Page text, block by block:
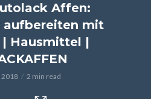
Affen:
aufbereiten mit
| Hausmittel |
2018 2 min read